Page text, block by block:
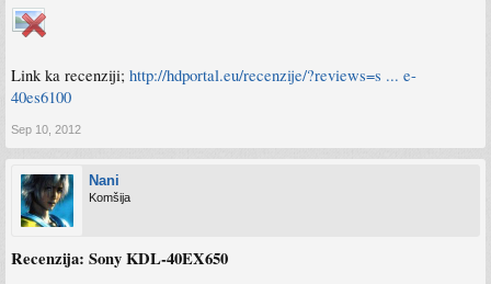
ES6100 je FullHD 3D model koji dolazi s 2 para aktivnih 3D naočala, 200Hz-nim
Dimming tehnologije koju možemo naći od ES6710 do ES9000 serije, koja je
predstavljena prije par dana.
Pored toga što je 3D model, ES6100 je i Smart TV s Ethernet ulazom te Smart TV
mogućnostima ali s Wi-Fi mogućnošću nadogradnje. Integrirani panel je Samsung
matricom.
Koji je od ova 2 modela Best Buy LCD u 2012-toj godini, pročitajte u nastavku.
Link ka recenziji; http://hdportal.eu/recenzije/?reviews=s ... e-
40es6100
Sep 10, 2012
Nani
Komšija
Recenzija: Sony KDL-40EX650